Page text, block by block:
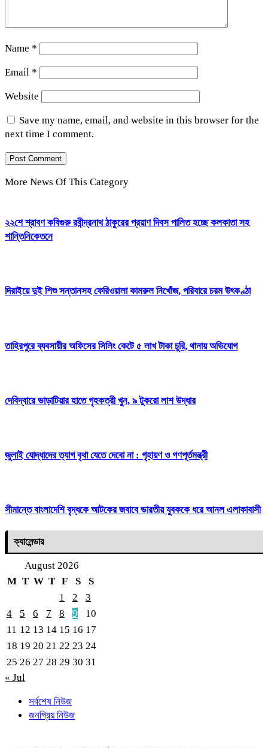
Name *
Email *
Website
Save my name, email, and website in this browser for the
next time I comment.
More News Of This Category
২২শে শ্রাবণ কবিগুরু রবীন্দ্রনাথ ঠাকুরের প্রয়াণ দিবস পালিত হচ্ছে কলকাতা সহ
শান্তিনিকেতনে
দিরাইয়ে দুই শিশু সন্তানসহ ফেরিওয়ালা কামরুল নিখোঁজ, পরিবারে চরম উৎকণ্ঠা
তাহিরপুরে ব্যবসায়ীর অফিসের সিলিং কেটে ৫ লাখ টাকা চুরি, থানায় অভিযোগ
দেবিদ্বারে ভাড়াটিয়ার হাতে গৃহকত্রী খুন, ৯ টুকরো লাশ উদ্ধার
জুলাই যোদ্ধাদের ত্যাগ বৃথা যেতে দেবো না : গৃহায়ণ ও গণপূর্তমন্ত্রী
সীমান্তে বাংলাদেশি বৃদ্ধকে আটকের জবাবে ভারতীয় যুবককে ধরে আনল এলাকাবাসী
ক্যালেন্ডার
August 2026
M T W T F S
S
1
2
3
4
5 6 7 8 9
10
11 12 13 14 15 16 17
18 19 20 21 22 23 24
25 26 27 28 29 30 31
« Jul
সর্বশেষ নিউজ
জনপ্রিয় নিউজ